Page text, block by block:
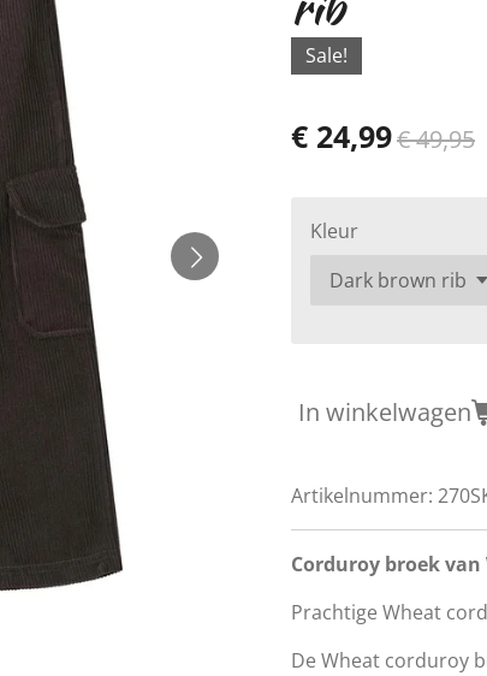
Sale!
€ 24,99€ 49,95
Kleur
In winkelwagen
Artikelnummer:
Corduroy broek van
Prachtige Wheat
De Wheat corduroy